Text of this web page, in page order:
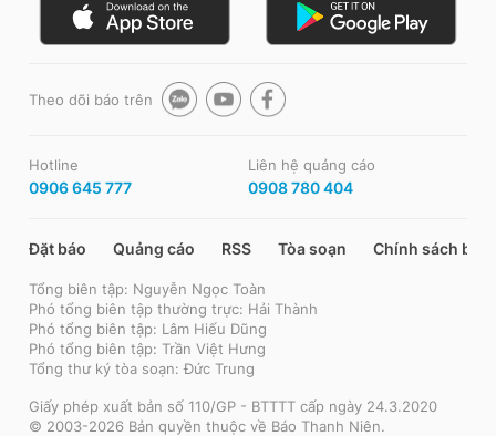
Theo dõi báo trên
Hotline
0906 645 777
Liên hệ quảng cáo
0908 780 404
Đặt báo Quảng cáo RSS Tòa soạn Chính sách bảo
Tổng biên tập: Nguyễn Ngọc Toàn
Phó tổng biên tập thường trực: Hải Thành
Phó tổng biên tập: Lâm Hiếu Dũng
Phó tổng biên tập: Trần Việt Hưng
Tổng thư ký tòa soạn: Đức Trung
Giấy phép xuất bản số 110/GP - BTTTT cấp ngày 24.3.2020
© 2003-2026 Bản quyền thuộc về Báo Thanh Niên.